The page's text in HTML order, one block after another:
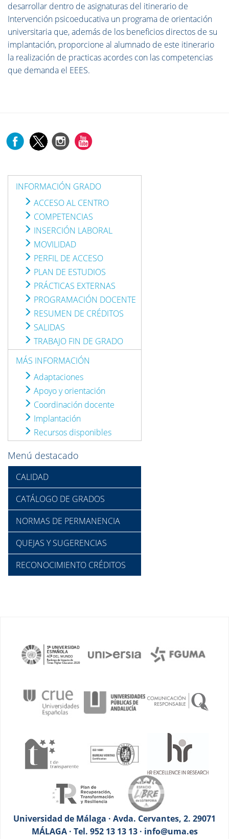
desarrollar dentro de asignaturas del itinerario de
Intervención psicoeducativa un programa de orientación
universitaria que, además de los beneficios directos de su
implantación, proporcione al alumnado de este itinerario
la realización de practicas acordes con las competencias
que demanda el EEES.
INFORMACIÓN GRADO
ACCESO AL CENTRO
COMPETENCIAS
INSERCIÓN LABORAL
MOVILIDAD
PERFIL DE ACCESO
PLAN DE ESTUDIOS
PRÁCTICAS EXTERNAS
PROGRAMACIÓN DOCENTE
RESUMEN DE CRÉDITOS
SALIDAS
TRABAJO FIN DE GRADO
MÁS INFORMACIÓN
Adaptaciones
Apoyo y orientación
Coordinación docente
Implantación
Recursos disponibles
Menú destacado
CALIDAD
CATÁLOGO DE GRADOS
NORMAS DE PERMANENCIA
QUEJAS Y SUGERENCIAS
RECONOCIMIENTO CRÉDITOS
Universidad de Málaga · Avda. Cervantes, 2. 29071
MÁLAGA · Tel. 952 13 13 13 · info@uma.es